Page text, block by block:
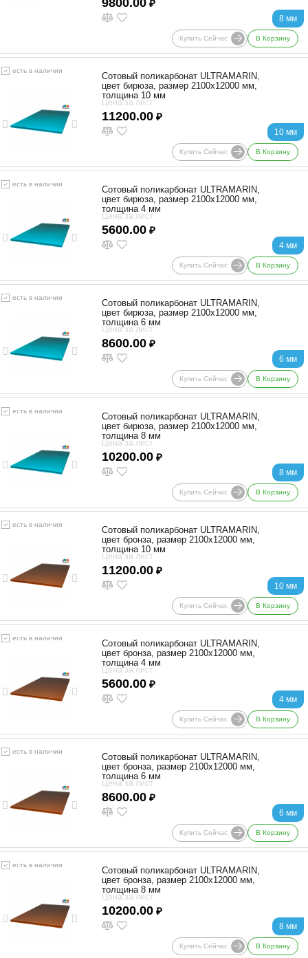
8 мм
₽
Купить Сейчас В Корзину
есть в наличии
10 мм
Сотовый поликарбонат ULTRAMARIN,
цвет бирюза, размер 2100x12000 мм,
толщина 10 мм
Цена за лист
11200.00 ₽
Купить Сейчас В Корзину
есть в наличии
4 мм
Сотовый поликарбонат ULTRAMARIN,
цвет бирюза, размер 2100x12000 мм,
толщина 4 мм
Цена за лист
5600.00 ₽
Купить Сейчас В Корзину
есть в наличии
6 мм
Сотовый поликарбонат ULTRAMARIN,
цвет бирюза, размер 2100x12000 мм,
толщина 6 мм
Цена за лист
8600.00 ₽
Купить Сейчас В Корзину
есть в наличии
8 мм
Сотовый поликарбонат ULTRAMARIN,
цвет бирюза, размер 2100x12000 мм,
толщина 8 мм
Цена за лист
10200.00 ₽
Купить Сейчас В Корзину
есть в наличии
10 мм
Сотовый поликарбонат ULTRAMARIN,
цвет бронза, размер 2100x12000 мм,
толщина 10 мм
Цена за лист
11200.00 ₽
Купить Сейчас В Корзину
есть в наличии
4 мм
Сотовый поликарбонат ULTRAMARIN,
цвет бронза, размер 2100x12000 мм,
толщина 4 мм
Цена за лист
5600.00 ₽
Купить Сейчас В Корзину
есть в наличии
6 мм
Сотовый поликарбонат ULTRAMARIN,
цвет бронза, размер 2100x12000 мм,
толщина 6 мм
Цена за лист
8600.00 ₽
Купить Сейчас В Корзину
есть в наличии
8 мм
Сотовый поликарбонат ULTRAMARIN,
цвет бронза, размер 2100x12000 мм,
толщина 8 мм
Цена за лист
10200.00 ₽
Купить Сейчас В Корзину